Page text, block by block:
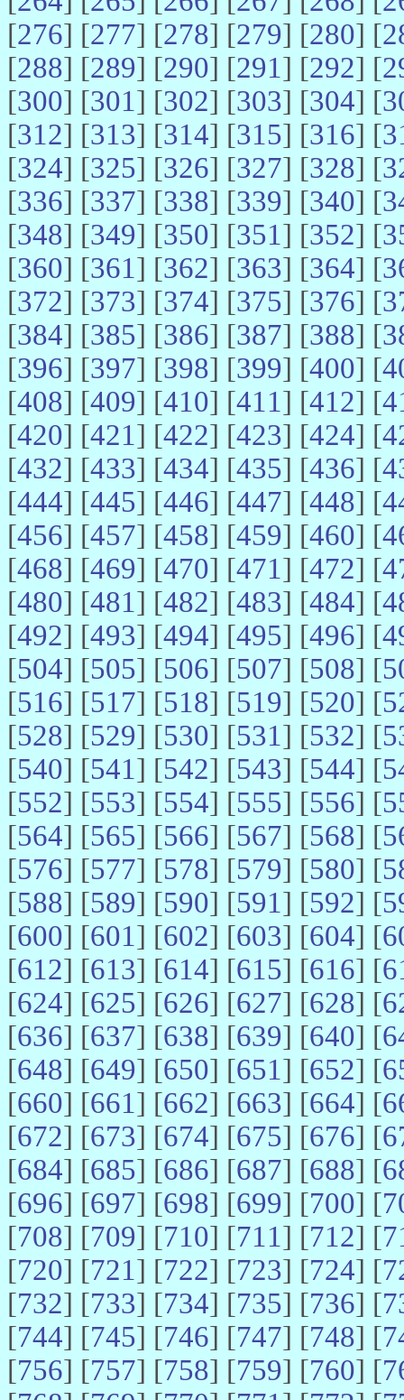
[276] [277] [278] [279] [280] [
[288] [289] [290] [291] [292] [
[300] [301] [302] [303] [304] [
[312] [313] [314] [315] [316] [
[324] [325] [326] [327] [328] [
[336] [337] [338] [339] [340] [
[348] [349] [350] [351] [352] [
[360] [361] [362] [363] [364] [
[372] [373] [374] [375] [376] [
[384] [385] [386] [387] [388] [
[396] [397] [398] [399] [400] [
[408] [409] [410] [411] [412] [
[420] [421] [422] [423] [424] [
[432] [433] [434] [435] [436] [
[444] [445] [446] [447] [448] [
[456] [457] [458] [459] [460] [
[468] [469] [470] [471] [472] [
[480] [481] [482] [483] [484] [
[492] [493] [494] [495] [496] [
[504] [505] [506] [507] [508] [
[516] [517] [518] [519] [520] [
[528] [529] [530] [531] [532] [
[540] [541] [542] [543] [544] [
[552] [553] [554] [555] [556] [
[564] [565] [566] [567] [568] [
[576] [577] [578] [579] [580] [
[588] [589] [590] [591] [592] [
[600] [601] [602] [603] [604] [
[612] [613] [614] [615] [616] [
[624] [625] [626] [627] [628] [
[636] [637] [638] [639] [640] [
[648] [649] [650] [651] [652] [
[660] [661] [662] [663] [664] [
[672] [673] [674] [675] [676] [
[684] [685] [686] [687] [688] [
[696] [697] [698] [699] [700] [
[708] [709] [710] [711] [712] [
[720] [721] [722] [723] [724] [
[732] [733] [734] [735] [736] [
[744] [745] [746] [747] [748] [
[756] [757] [758] [759] [760] [